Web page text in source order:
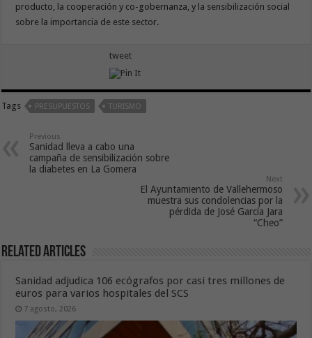
producto, la cooperación y co-gobernanza, y la sensibilización social
sobre la importancia de este sector.
tweet
Tags PRESUPUESTOS TURISMO
Previous
Sanidad lleva a cabo una
campaña de sensibilización sobre
la diabetes en La Gomera
Next
El Ayuntamiento de Vallehermoso
muestra sus condolencias por la
pérdida de José García Jara
“Cheo”
Related Articles
Sanidad adjudica 106 ecógrafos por casi tres millones de
euros para varios hospitales del SCS
7 agosto, 2026